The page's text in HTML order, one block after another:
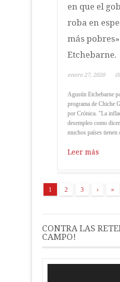
en que el
roba en
más
Etchebarne.
enero 27, 2020
Agustín Etchebarne
programa de Chiche
por Crónica. "La
desempleo como
muchos países tienen
Leer más
1 2 3 › »
CONTRA LAS
CAMPO!